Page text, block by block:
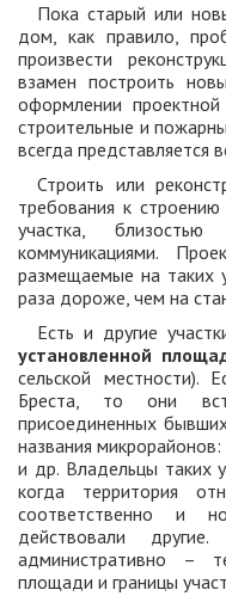
Пока старый или
дом, как правило,
произвести
взамен построить
оформлении
строительные и
всегда представляется
Строить или
требования к
участка,
коммуникациями.
размещаемые на таких
раза дороже, чем на
Есть и другие
установленной
сельской местности).
Бреста, то они
присоединенных
названия
и др. Владельцы таких
когда территория
соответственно и
действовали
административно –
площади и границы